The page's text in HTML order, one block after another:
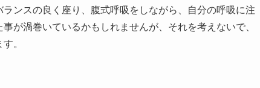
ンスの良く座り、腹式呼吸をしながら、自分の呼吸に注
が渦巻いているかもしれませんが、それを考えないで、
。